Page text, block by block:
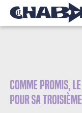
Comme promis,
pour sa